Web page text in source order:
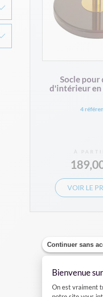
Continuer sans
Bienvenue
On est vraiment
Socle pour
d'intérieur en
4
À
VOIR LE
Devis